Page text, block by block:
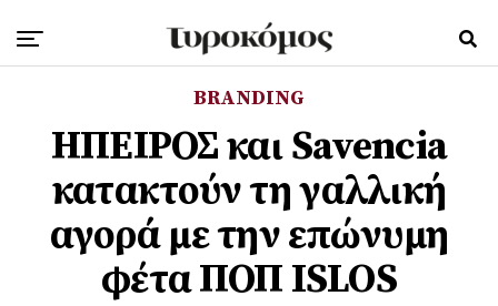
BRANDING
ΗΠΕΙΡΟΣ και Savencia
κατακτούν τη γαλλική
αγορά με την επώνυμη
φέτα ΠΟΠ ISLOS